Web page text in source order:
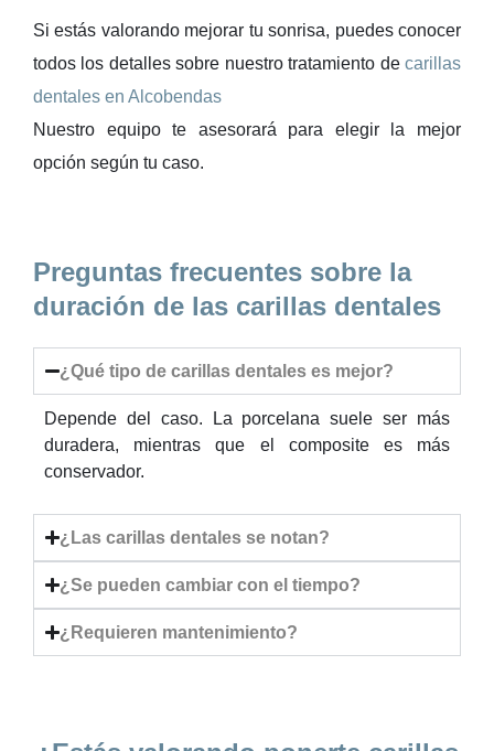
Si estás valorando mejorar tu sonrisa, puedes conocer
todos los detalles sobre nuestro tratamiento de carillas
dentales en Alcobendas
Nuestro equipo te asesorará para elegir la mejor
opción según tu caso.
Preguntas frecuentes sobre la
duración de las carillas dentales
¿Qué tipo de carillas dentales es mejor?
Depende del caso. La porcelana suele ser más
duradera, mientras que el composite es más
conservador.
¿Las carillas dentales se notan?
¿Se pueden cambiar con el tiempo?
¿Requieren mantenimiento?